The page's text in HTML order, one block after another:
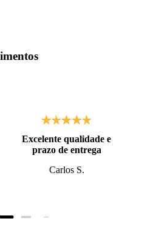
Excelente qualidade e
prazo de entrega
Carlos S.